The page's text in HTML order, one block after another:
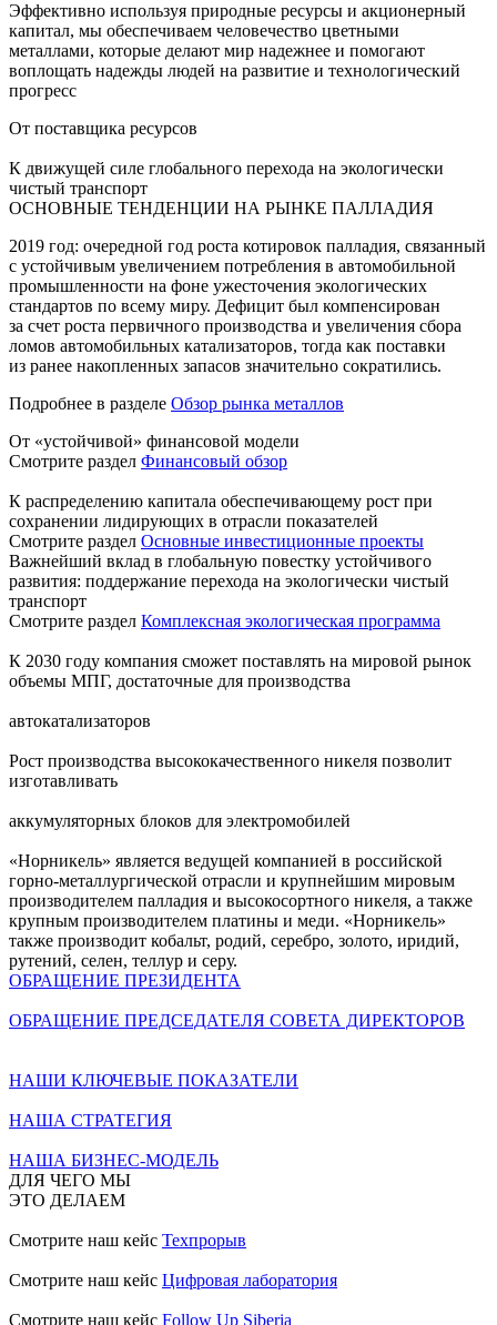
Эффективно используя природные ресурсы и акционерный
капитал, мы обеспечиваем человечество цветными
металлами, которые делают мир надежнее и помогают
воплощать надежды людей на развитие и технологический
прогресс
От поставщика ресурсов
К движущей силе глобального перехода на экологически
чистый транспорт
ОСНОВНЫЕ ТЕНДЕНЦИИ НА РЫНКЕ ПАЛЛАДИЯ
2019 год: очередной год роста котировок палладия, связанный
с устойчивым увеличением потребления в автомобильной
промышленности на фоне ужесточения экологических
стандартов по всему миру. Дефицит был компенсирован
за счет роста первичного производства и увеличения сбора
ломов автомобильных катализаторов, тогда как поставки
из ранее накопленных запасов значительно сократились.
Подробнее в разделе Обзор рынка металлов
От «устойчивой» финансовой модели
Смотрите раздел Финансовый обзор
К распределению капитала обеспечивающему рост при
сохранении лидирующих в отрасли показателей
Смотрите раздел Основные инвестиционные проекты
Важнейший вклад в глобальную повестку устойчивого
развития: поддержание перехода на экологически чистый
транспорт
Смотрите раздел Комплексная экологическая программа
К 2030 году компания сможет поставлять на мировой рынок
объемы МПГ, достаточные для производства
автокатализаторов
Рост производства высококачественного никеля позволит
изготавливать
аккумуляторных блоков для электромобилей
«Норникель» является ведущей компанией в российской
горно-металлургической отрасли и крупнейшим мировым
производителем палладия и высокосортного никеля, а также
крупным производителем платины и меди. «Норникель»
также производит кобальт, родий, серебро, золото, иридий,
рутений, селен, теллур и серу.
ОБРАЩЕНИЕ ПРЕЗИДЕНТА
ОБРАЩЕНИЕ ПРЕДСЕДАТЕЛЯ СОВЕТА ДИРЕКТОРОВ
НАШИ КЛЮЧЕВЫЕ ПОКАЗАТЕЛИ
НАША СТРАТЕГИЯ
НАША БИЗНЕС-МОДЕЛЬ
ДЛЯ ЧЕГО МЫ
ЭТО ДЕЛАЕМ
Смотрите наш кейс Техпрорыв
Смотрите наш кейс Цифровая лаборатория
Смотрите наш кейс Follow Up Siberia